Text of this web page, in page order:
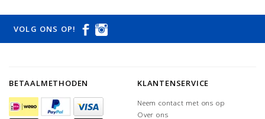
VOLG ONS OP!
BETAALMETHODEN KLANTENSERVICE
Neem contact met ons op
Over ons